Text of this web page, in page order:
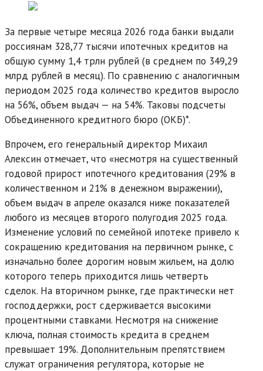
За первые четыре месяца 2026 года банки выдали
россиянам 328,77 тысячи ипотечных кредитов на
общую сумму 1,4 трлн рублей (в среднем по 349,29
млрд рублей в месяц). По сравнению с аналогичным
периодом 2025 года количество кредитов выросло
на 56%, объем выдач — на 54%. Таковы подсчеты
Объединенного кредитного бюро (ОКБ)*.
Впрочем, его генеральный директор Михаил
Алексин отмечает, что «несмотря на существенный
годовой прирост ипотечного кредитования (29% в
количественном и 21% в денежном выражении),
объем выдач в апреле оказался ниже показателей
любого из месяцев второго полугодия 2025 года.
Изменение условий по семейной ипотеке привело к
сокращению кредитования на первичном рынке, с
изначально более дорогим новым жильем, на долю
которого теперь приходится лишь четверть
сделок. На вторичном рынке, где практически нет
господдержки, рост сдерживается высокими
процентными ставками. Несмотря на снижение
ключа, полная стоимость кредита в среднем
превышает 19%. Дополнительным препятствием
служат ограничения регулятора, которые не